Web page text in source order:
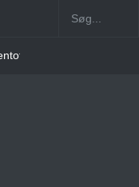
Station [2006-2023]